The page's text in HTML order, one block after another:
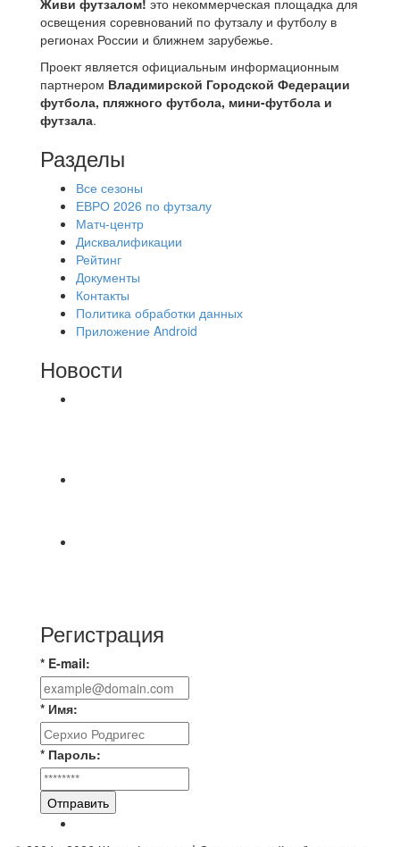
Живи футзалом! это некоммерческая площадка для
освещения соревнований по футзалу и футболу в
регионах России и ближнем зарубежье.
Проект является официальным информационным
партнером Владимирской Городской Федерации
футбола, пляжного футбола, мини-футбола и
футзала.
Разделы
Все сезоны
ЕВРО 2026 по футзалу
Матч-центр
Дисквалификации
Рейтинг
Документы
Контакты
Политика обработки данных
Приложение Android
Новости
Регистрация
* E-mail:
* Имя:
* Пароль:
Отправить